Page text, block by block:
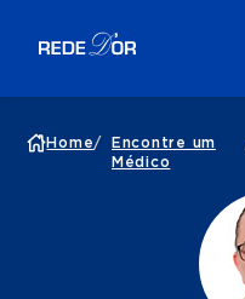
Home/
Encontre um
Médico